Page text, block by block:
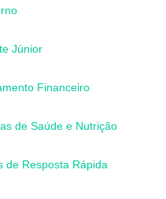
Júnior
Financeiro
de Saúde e Nutrição
de Resposta Rápida